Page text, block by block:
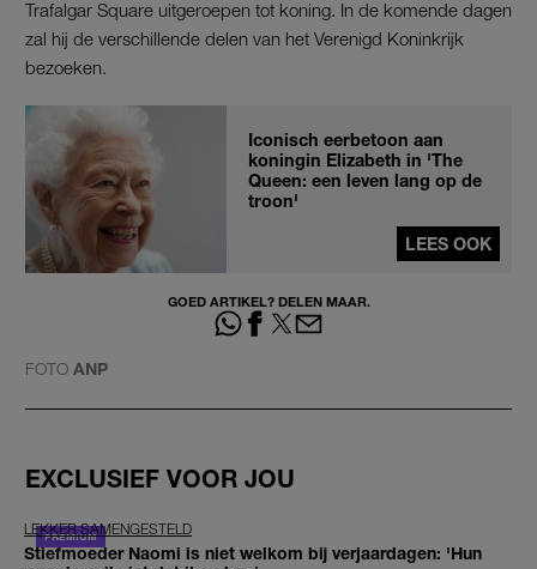
Trafalgar Square uitgeroepen tot koning. In de komende dagen
zal hij de verschillende delen van het Verenigd Koninkrijk
bezoeken.
Iconisch eerbetoon aan
koningin Elizabeth in 'The
Queen: een leven lang op de
troon'
LEES OOK
GOED ARTIKEL? DELEN MAAR.
FOTO ANP
EXCLUSIEF VOOR JOU
LEKKER SAMENGESTELD
Stiefmoeder Naomi is niet welkom bij verjaardagen: 'Hun